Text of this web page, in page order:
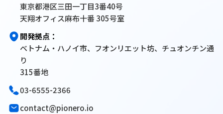
東京都港区三田一丁目3番40号
天翔オフィス麻布十番 305号室
開発拠点：
ベトナム・ハノイ市、フオンリエット坊、チュオンチン通
り
315番地
03-6555-2366
contact@pionero.io